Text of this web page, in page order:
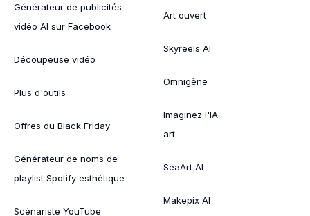
Générateur de publicités
vidéo AI sur Facebook
Découpeuse vidéo
Plus d'outils
Offres du Black Friday
Générateur de noms de
playlist Spotify esthétique
Scénariste YouTube
Art ouvert
Skyreels AI
Omnigène
Imaginez l'IA
art
SeaArt AI
Makepix AI